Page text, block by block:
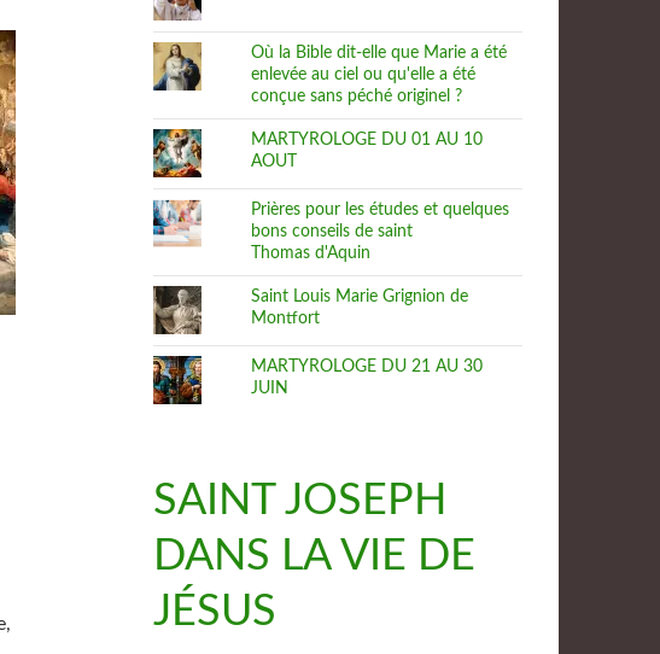
Où la Bible dit-elle que Marie a été
enlevée au ciel ou qu'elle a été
conçue sans péché originel ?
MARTYROLOGE DU 01 AU 10
AOUT
Prières pour les études et quelques
bons conseils de saint
Thomas d'Aquin
Saint Louis Marie Grignion de
Montfort
MARTYROLOGE DU 21 AU 30
JUIN
SAINT JOSEPH
DANS LA VIE DE
JÉSUS